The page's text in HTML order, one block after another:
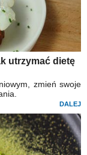
utrzymać dietę
zmień swoje
DALEJ